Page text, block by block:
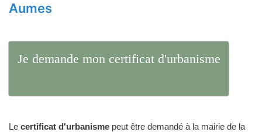
Aumes
Je demande mon certificat d'urbanisme
Le certificat d'urbanisme peut être demandé à la mairie de la